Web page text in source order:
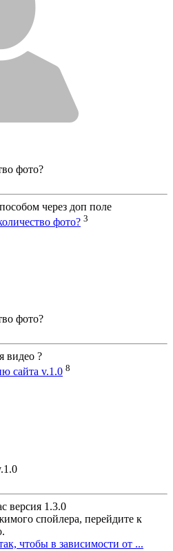
фото?
через доп поле
фото? 3
фото?
видео ?
сайта v.1.0 8
версия 1.3.0
спойлера, перейдите к
чтобы в зависимости от ...